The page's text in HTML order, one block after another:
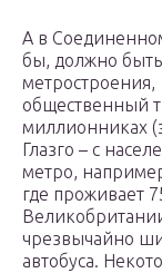
А в
бы, должно
общественный
миллионниках
Глазго – с
метро,
где проживает
чрезвычайно
автобуса.